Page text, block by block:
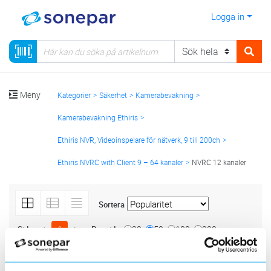
Logga in
Meny Kategorier Säkerhet Kamerabevakning
Kamerabevakning Ethiris
Ethiris NVR, Videoinspelare för nätverk, 9 till 200ch
Ethiris NVRC with Client 9 – 64 kanaler NVRC 12 kanaler
Sortera
Sida < 1 > Per sida 20 50 100 200